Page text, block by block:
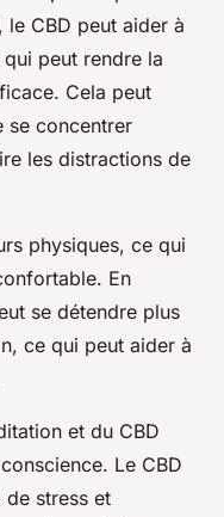
CBD peut aider à
peut rendre la
Cela peut
se concentrer
les distractions de
physiques, ce qui
En
se détendre plus
ce qui peut aider à
et du CBD
Le CBD
de stress et